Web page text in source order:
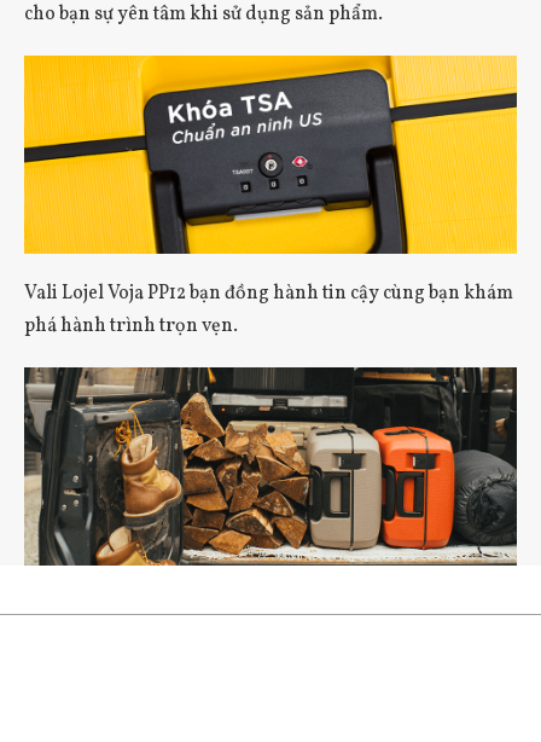
cho bạn sự yên tâm khi sử dụng sản phẩm.
Vali Lojel Voja PP12 bạn đồng hành tin cậy cùng bạn khám
phá hành trình trọn vẹn.